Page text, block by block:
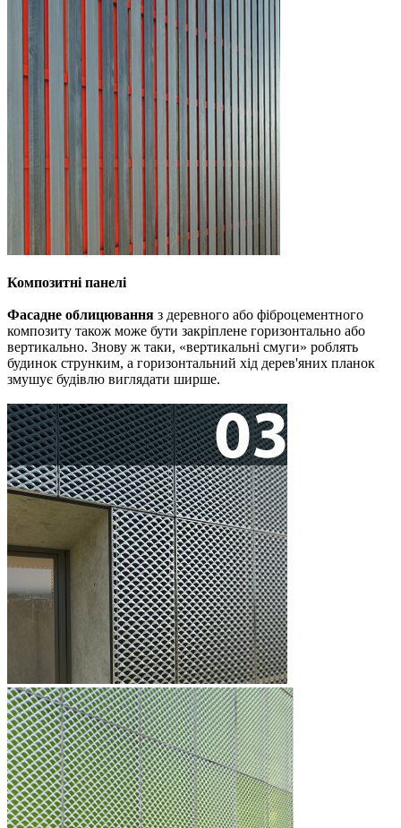
Композитні панелі
Фасадне облицювання з деревного або фіброцементного
композиту також може бути закріплене горизонтально або
вертикально. Знову ж таки, «вертикальні смуги» роблять
будинок струнким, а горизонтальний хід дерев'яних планок
змушує будівлю виглядати ширше.